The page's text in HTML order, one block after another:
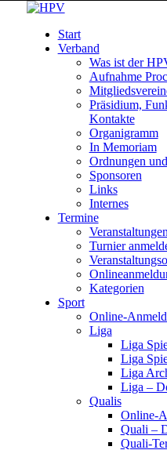
Start
Verband
Was ist der
Aufnahme
Präsidium,
Kontakte
Organigramm
In Memoriam
Ordnungen
Sponsoren
Links
Internes
Termine
Veranstaltungen
Turnier
Kategorien
Sport
Online-
Liga
Liga
Liga
Liga
Liga –
Qualis
Online-
Quali –
Quali-